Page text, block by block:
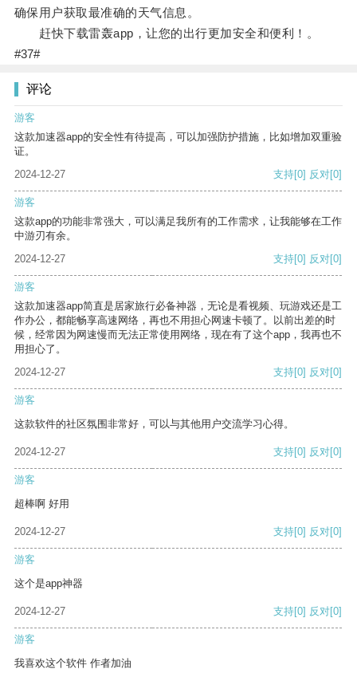
确保用户获取最准确的天气信息。
赶快下载雷轰app，让您的出行更加安全和便利！。
#37#
评论
游客
这款加速器app的安全性有待提高，可以加强防护措施，比如增加双重验
证。
2024-12-27
支持[0] 反对[0]
游客
这款app的功能非常强大，可以满足我所有的工作需求，让我能够在工作
中游刃有余。
2024-12-27
支持[0] 反对[0]
游客
这款加速器app简直是居家旅行必备神器，无论是看视频、玩游戏还是工
作办公，都能畅享高速网络，再也不用担心网速卡顿了。以前出差的时
候，经常因为网速慢而无法正常使用网络，现在有了这个app，我再也不
用担心了。
2024-12-27
支持[0] 反对[0]
游客
这款软件的社区氛围非常好，可以与其他用户交流学习心得。
2024-12-27 支持[0] 反对[0]
游客
超棒啊 好用
2024-12-27 支持[0] 反对[0]
游客
这个是app神器
2024-12-27 支持[0] 反对[0]
游客
我喜欢这个软件 作者加油